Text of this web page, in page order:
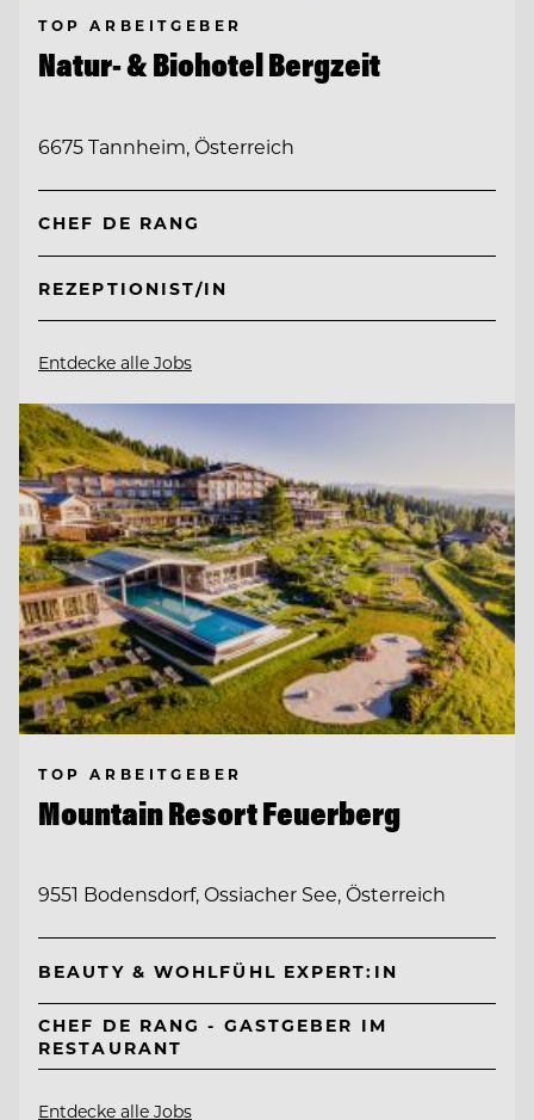
TOP ARBEITGEBER
Natur- & Biohotel Bergzeit
6675 Tannheim, Österreich
CHEF DE RANG
REZEPTIONIST/IN
Entdecke alle Jobs
TOP ARBEITGEBER
Mountain Resort Feuerberg
9551 Bodensdorf, Ossiacher See, Österreich
BEAUTY & WOHLFÜHL EXPERT:IN
CHEF DE RANG - GASTGEBER IM
RESTAURANT
Entdecke alle Jobs